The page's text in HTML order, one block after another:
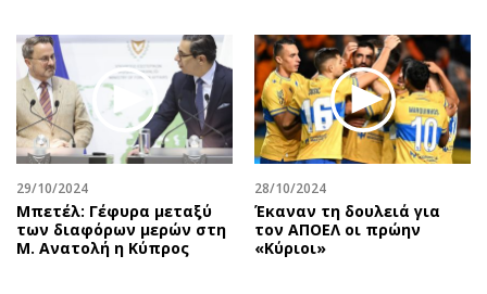
29/10/2024
Μπετέλ: Γέφυρα μεταξύ
των διαφόρων μερών στη
Μ. Ανατολή η Κύπρος
28/10/2024
Έκαναν τη δουλειά για
τον ΑΠΟΕΛ οι πρώην
«Κύριοι»